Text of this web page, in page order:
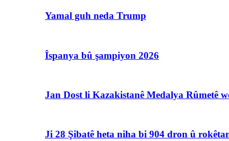
Yamal guh neda Trump
Îspanya bû şampiyon 2026
Jan Dost li Kazakistanê Medalya Rûmetê
Ji 28 Şibatê heta niha bi 904 dron û